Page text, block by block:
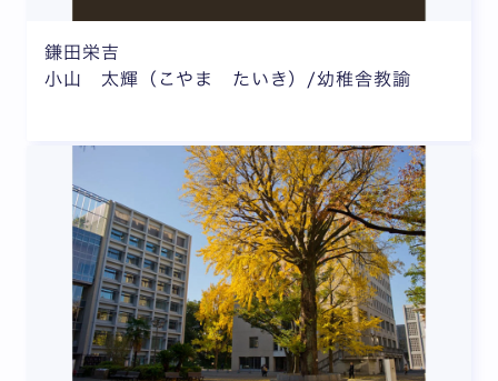
鎌田栄吉
小山 太輝（こやま たいき）/幼稚舎教諭